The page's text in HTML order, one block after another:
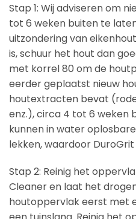
Stap 1: Wij adviseren om
tot 6 weken buiten te
uitzondering van
is, schuur het hout dan
met korrel 80 om de
eerder geplaatst nieuw
houtextracten bevat
enz.), circa 4 tot 6 weken
kunnen in water
lekken, waardoor
Stap 2: Reinig het
Cleaner en laat het
houtoppervlak eerst met